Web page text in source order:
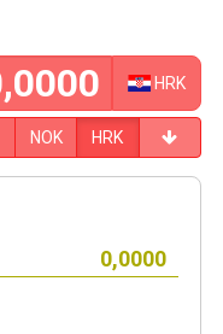
HRK
NOK HRK